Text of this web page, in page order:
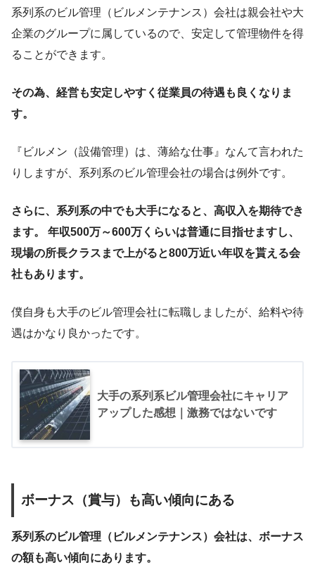
系列系のビル管理（ビルメンテナンス）会社は親会社や大
企業のグループに属しているので、安定して管理物件を得
ることができます。
その為、経営も安定しやすく従業員の待遇も良くなりま
す。
『ビルメン（設備管理）は、薄給な仕事』なんて言われた
りしますが、系列系のビル管理会社の場合は例外です。
さらに、系列系の中でも大手になると、高収入を期待でき
ます。 年収500万～600万くらいは普通に目指せますし、
現場の所長クラスまで上がると800万近い年収を貰える会
社もあります。
僕自身も大手のビル管理会社に転職しましたが、給料や待
遇はかなり良かったです。
大手の系列系ビル管理会社にキャリア
アップした感想｜激務ではないです
ボーナス（賞与）も高い傾向にある
系列系のビル管理（ビルメンテナンス）会社は、ボーナス
の額も高い傾向にあります。